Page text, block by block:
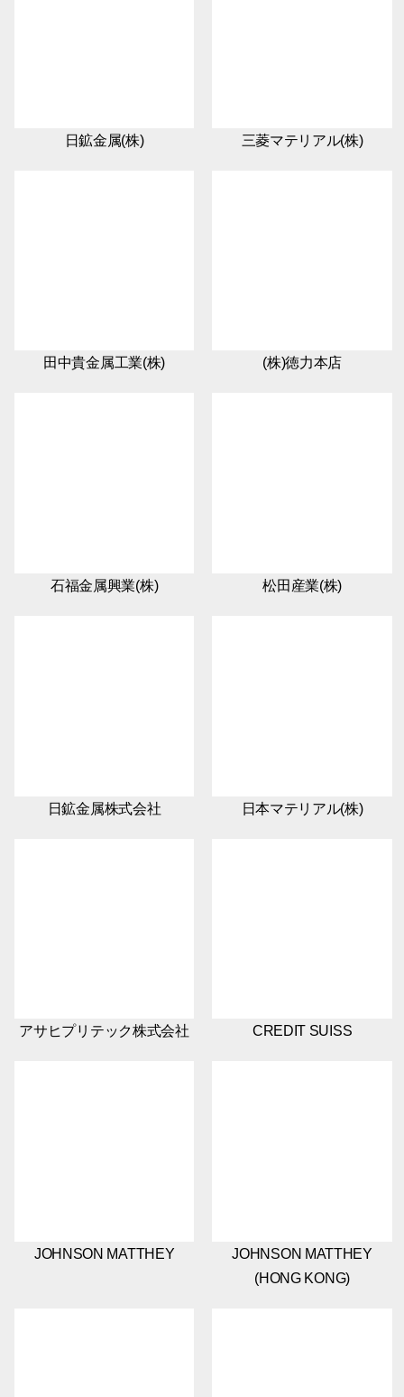
日鉱金属(株) 三菱マテリアル(株)
田中貴金属工業(株) (株)徳力本店
石福金属興業(株) 松田産業(株)
日鉱金属株式会社 日本マテリアル(株)
アサヒプリテック株式会社 CREDIT SUISS
JOHNSON MATTHEY
JOHNSON MATTHEY
(HONG KONG)